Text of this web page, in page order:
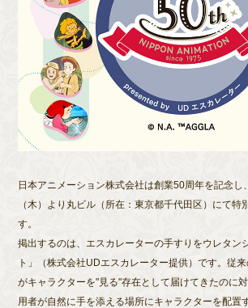
日本アニメーション株式会社は創業50周年を記念し
（木）より丸ビル（所在：東京都千代田区）にて特
す。
掲出するのは、エスカレーターの手すりをウレタン
ト」（株式会社UDエスカレーター提供）です。従
がキャラクターを"見る"存在として届けてきたのに
用者が自然に手を添える場所にキャラクターを配置